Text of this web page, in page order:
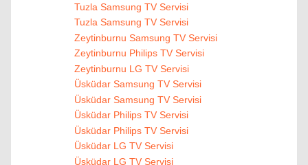
Tuzla Samsung TV Servisi
Tuzla Samsung TV Servisi
Zeytinburnu Samsung TV Servisi
Zeytinburnu Philips TV Servisi
Zeytinburnu LG TV Servisi
Üsküdar Samsung TV Servisi
Üsküdar Samsung TV Servisi
Üsküdar Philips TV Servisi
Üsküdar Philips TV Servisi
Üsküdar LG TV Servisi
Üsküdar LG TV Servisi